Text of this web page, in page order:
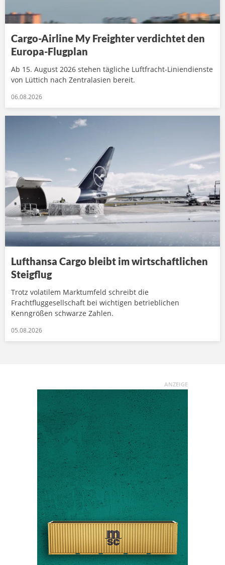
Cargo-Airline My Freighter verdichtet den
Europa-Flugplan
Ab 15. August 2026 stehen tägliche Luftfracht-Liniendienste
von Lüttich nach Zentralasien bereit.
06.08.2026
Lufthansa Cargo bleibt im wirtschaftlichen
Steigflug
Trotz volatilem Marktumfeld schreibt die
Frachtfluggesellschaft bei wichtigen betrieblichen
Kenngrößen schwarze Zahlen.
05.08.2026
ANZEIGE